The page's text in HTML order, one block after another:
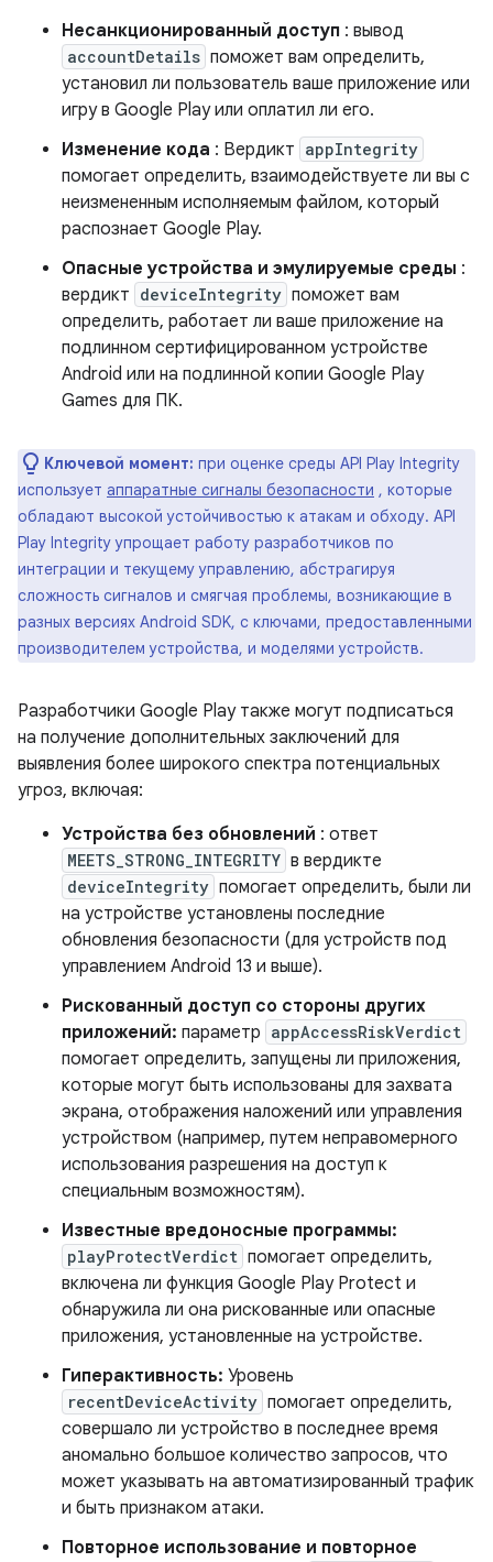
Несанкционированный доступ : вывод
accountDetails поможет вам определить,
установил ли пользователь ваше приложение или
игру в Google Play или оплатил ли его.
Изменение кода : Вердикт appIntegrity
помогает определить, взаимодействуете ли вы с
неизмененным исполняемым файлом, который
распознает Google Play.
Опасные устройства и эмулируемые среды :
вердикт deviceIntegrity поможет вам
определить, работает ли ваше приложение на
подлинном сертифицированном устройстве
Android или на подлинной копии Google Play
Games для ПК.
Ключевой момент: при оценке среды API Play Integrity
использует аппаратные сигналы безопасности , которые
обладают высокой устойчивостью к атакам и обходу. API
Play Integrity упрощает работу разработчиков по
интеграции и текущему управлению, абстрагируя
сложность сигналов и смягчая проблемы, возникающие в
разных версиях Android SDK, с ключами, предоставленными
производителем устройства, и моделями устройств.
Разработчики Google Play также могут подписаться
на получение дополнительных заключений для
выявления более широкого спектра потенциальных
угроз, включая:
Устройства без обновлений : ответ
MEETS_STRONG_INTEGRITY в вердикте
deviceIntegrity помогает определить, были ли
на устройстве установлены последние
обновления безопасности (для устройств под
управлением Android 13 и выше).
Рискованный доступ со стороны других
приложений: параметр appAccessRiskVerdict
помогает определить, запущены ли приложения,
которые могут быть использованы для захвата
экрана, отображения наложений или управления
устройством (например, путем неправомерного
использования разрешения на доступ к
специальным возможностям).
Известные вредоносные программы:
playProtectVerdict помогает определить,
включена ли функция Google Play Protect и
обнаружила ли она рискованные или опасные
приложения, установленные на устройстве.
Гиперактивность: Уровень
recentDeviceActivity помогает определить,
совершало ли устройство в последнее время
аномально большое количество запросов, что
может указывать на автоматизированный трафик
и быть признаком атаки.
Повторное использование и повторное